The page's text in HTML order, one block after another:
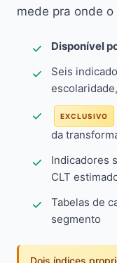
mede pra onde
Disponível
Seis
EXCLUSIVO
da
Indicadores
CLT
Tabelas de
segmento
Dois índices